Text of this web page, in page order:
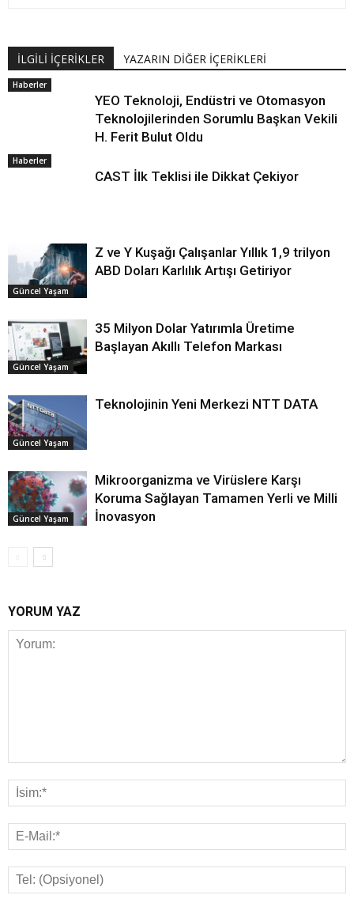
İLGİLİ İÇERİKLER YAZARIN DİĞER İÇERİKLERİ
Haberler
YEO Teknoloji, Endüstri ve Otomasyon
Teknolojilerinden Sorumlu Başkan Vekili
H. Ferit Bulut Oldu
Haberler
CAST İlk Teklisi ile Dikkat Çekiyor
Güncel Yaşam
Z ve Y Kuşağı Çalışanlar Yıllık 1,9 trilyon
ABD Doları Karlılık Artışı Getiriyor
Güncel Yaşam
35 Milyon Dolar Yatırımla Üretime
Başlayan Akıllı Telefon Markası
Güncel Yaşam
Teknolojinin Yeni Merkezi NTT DATA
Güncel Yaşam
Mikroorganizma ve Virüslere Karşı
Koruma Sağlayan Tamamen Yerli ve Milli
İnovasyon
YORUM YAZ